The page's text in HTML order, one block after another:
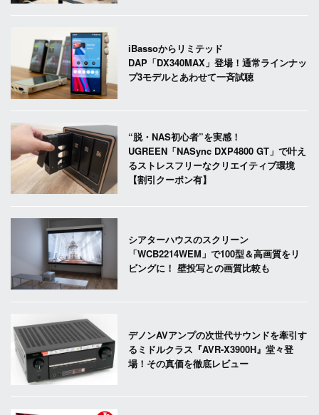
iBassoからリミテッド
DAP「DX340MAX」登場！通常ラインナッ
プ3モデルとあわせて一斉試聴
“脱・NAS初心者”を実感！
UGREEN「NASync DXP4800 GT」で叶え
るストレスフリーなクリエイティブ環境
【割引クーポン有】
シアターハウスのスクリーン
「WCB2214WEM」で100型＆高画質をリ
ビングに！ 壁投写との画質比較も
デノンAVアンプの次世代サウンドを牽引す
るミドルクラス『AVR-X3900H』堂々登
場！その真価を徹底レビュー